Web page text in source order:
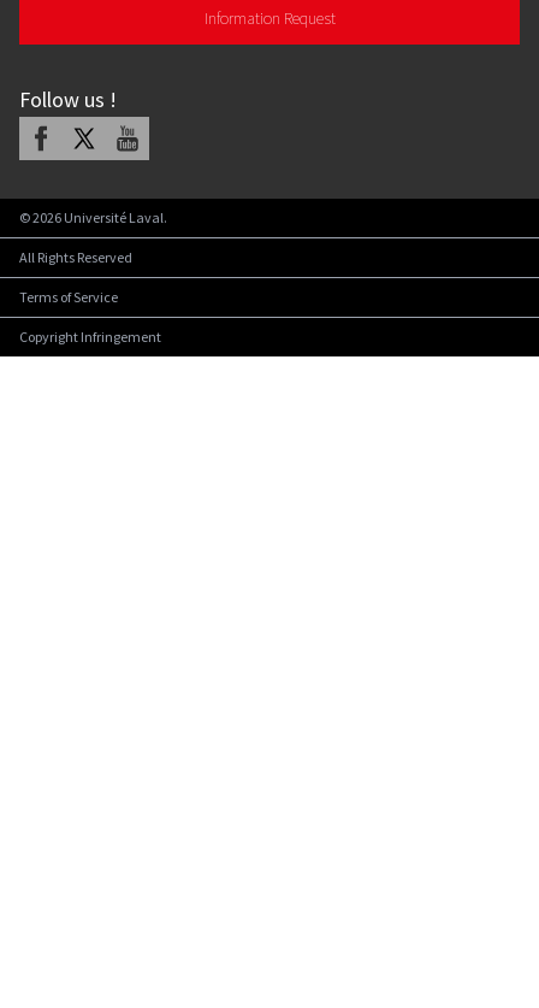
Information Request
Follow us !
Facebook Youtube
©2026 Université Laval.
All Rights Reserved
Terms of Service
Copyright Infringement